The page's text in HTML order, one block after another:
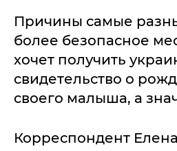
Причины самые
более безопасное
хочет получить
свидетельство о
своего малыша, а
Корреспондент